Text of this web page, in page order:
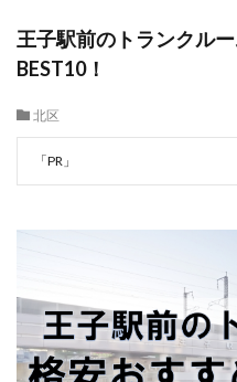
王子駅前のトランクル
BEST10！
北区
「PR」